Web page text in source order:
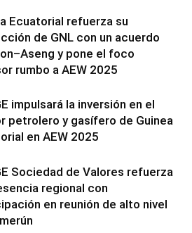
Ecuatorial refuerza su
de GNL con un acuerdo
y pone el foco
rumbo a AEW 2025
impulsará la inversión en el
petrolero y gasífero de Guinea
en AEW 2025
Sociedad de Valores refuerza
regional con
en reunión de alto nivel